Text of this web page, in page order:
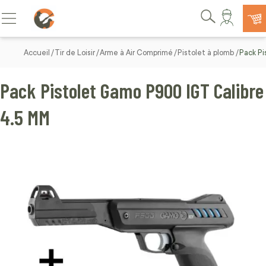
Allez au contenu
Basculer la navigation
Rechercher
Accueil Tir de Loisir Arme à Air Comprimé Pistolet à plomb Pack
Pack Pistolet Gamo P900 IGT Calibre
4.5 MM